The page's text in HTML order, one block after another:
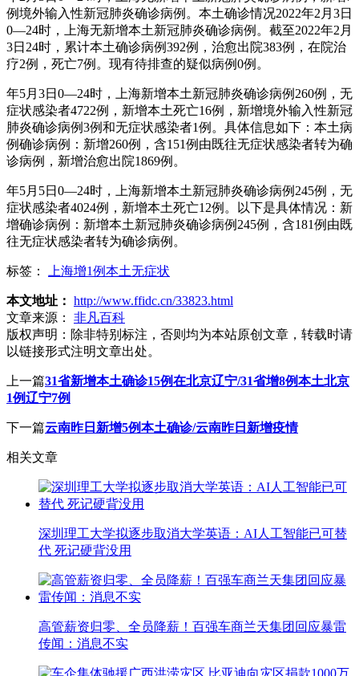
例境外输入性新冠肺炎确诊病例。本土确诊情况2022年2月3日
0—24时，上海无新增本土新冠肺炎确诊病例。截至2022年2月
3日24时，累计本土确诊病例392例，治愈出院383例，在院治
疗2例，死亡7例。现有待排查的疑似病例0例。
年5月3日0—24时，上海新增本土新冠肺炎确诊病例260例，无
症状感染者4722例，新增本土死亡16例，新增境外输入性新冠
肺炎确诊病例3例和无症状感染者1例。具体信息如下：本土病
例确诊病例：新增260例，含151例由既往无症状感染者转为确
诊病例，新增治愈出院1869例。
年5月5日0—24时，上海新增本土新冠肺炎确诊病例245例，无
症状感染者4024例，新增本土死亡12例。以下是具体情况：新
增确诊病例：新增本土新冠肺炎确诊病例245例，含181例由既
往无症状感染者转为确诊病例。
标签： 上海增1例本土无症状
本文地址： http://www.ffidc.cn/33823.html
文章来源：
非凡百科
版权声明： 除非特别标注，否则均为本站原创文章，转载时请
以链接形式注明文章出处。
上一篇31省新增本土确诊15例在北京辽宁/31省增8例本土北京
1例辽宁7例
下一篇云南昨日新增5例本土确诊/云南昨日新增疫情
相关文章
深圳理工大学拟逐步取消大学英语：AI人工智能已可替
代 死记硬背没用
高管薪资归零、全员降薪！百强车商兰天集团回应暴雷
传闻：消息不实